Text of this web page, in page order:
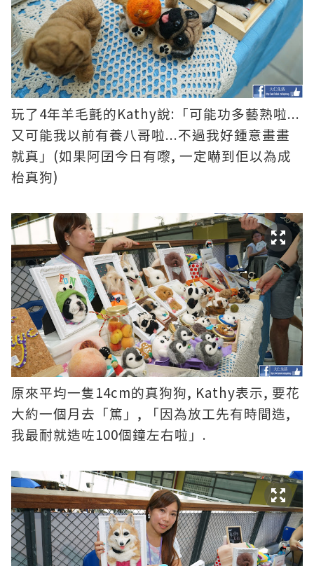
玩了4年羊毛氈的Kathy說: 「可能功多藝熟啦...
又可能我以前有養八哥啦...不過我好鍾意畫畫
就真」 (如果阿囝今日有嚟, 一定嚇到佢以為成
枱真狗)
原來平均一隻 14cm的真狗狗, Kathy表示, 要花
大約一個月去「篤」 , 「因為放工先有時間造,
我最耐就造咗100個鐘左右啦」 .